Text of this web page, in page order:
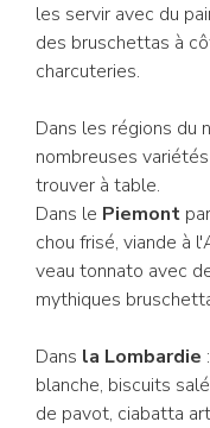
les servir avec du
des bruschettas à
charcuteries.
Dans les régions du
nombreuses
trouver à table.
Dans le Piemont
chou frisé, viande à
veau tonnato avec
mythiques
Dans la Lombardie
blanche, biscuits
de pavot, ciabatta